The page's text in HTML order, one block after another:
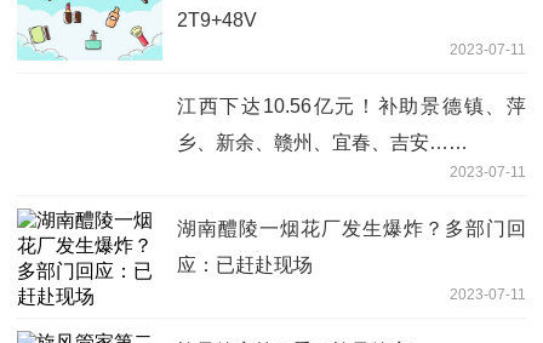
2T9+48V
2023-07-11
江西下达10.56亿元！补助景德镇、萍
乡、新余、赣州、宜春、吉安……
2023-07-11
湖南醴陵一烟花厂发生爆炸？多部门回
应：已赶赴现场
2023-07-11